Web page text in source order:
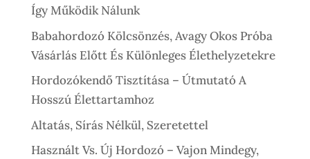
Így Működik Nálunk
Babahordozó Kölcsönzés, Avagy Okos Próba
Vásárlás Előtt És Különleges Élethelyzetekre
Hordozókendő Tisztítása – Útmutató A
Hosszú Élettartamhoz
Altatás, Sírás Nélkül, Szeretettel
Használt Vs. Új Hordozó – Vajon Mindegy,